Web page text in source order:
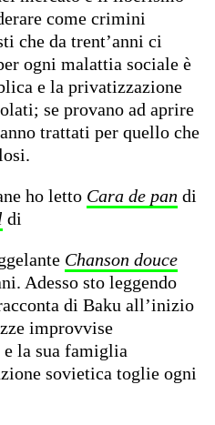
come crimini
che da trent’anni ci
ogni malattia sociale è
e la privatizzazione
se provano ad aprire
trattati per quello che
ho letto Cara de pan di
di
Chanson douce
Adesso sto leggendo
di Baku all’inizio
improvvise
la sua famiglia
sovietica toglie ogni